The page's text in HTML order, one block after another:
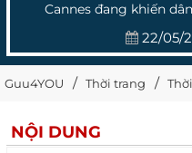
Cannes đang khiến
22/05/
Guu4YOU Thời trang
NỘI DUNG